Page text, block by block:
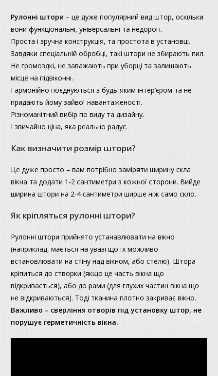
Рулонні штори – це дуже популярний вид штор, оскільки
вони функціональні, універсальні та недорогі.
Проста і зручна конструкція, та простота в установці.
Завдяки спеціальній обробці, такі штори не збирають пил.
Не громоздкі, не заважають при уборці та залишають
місце на підвіконні.
Гармонійно поєднуються з будь-яким інтер’єром та не
придають йому зайвої навантаженості.
Різноманітний вибір по виду та дизайну.
І звичайно ціна, яка реально радує.
Как визначити розмір штори?
Це дуже просто – вам потрібно заміряти ширину скла
вікна та додати 1-2 сантиметри з кожної сторони. Вийде
ширина штори на 2-4 сантиметри ширше ніж само скло.
Як кріпляться рулонні штори?
Рулонні штори прийнято устанавлювати на вікно
(наприклад, мається на увазі що їх можливо
встановлювати на стіну над вікном, або стелю). Штора
кріпиться до створки (якщо це часть вікна що
відкривається), або до рами (для глухих частин вікна що
не відкриваються). Тоді тканина плотно закриває вікно.
Важливо – сверління отворів під установку штор, не
порушує герметичність вікна.